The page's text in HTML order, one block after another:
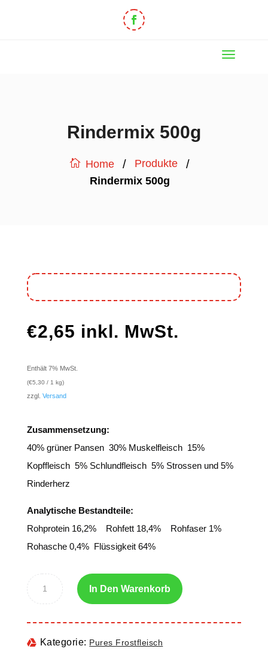
Rindermix 500g
Home / Produkte /
Rindermix 500g
€2,65 inkl. MwSt.
Enthält 7% MwSt.
(€5,30 / 1 kg)
zzgl. Versand
Zusammensetzung:
40% grüner Pansen 30% Muskelfleisch 15%
Kopffleisch 5% Schlundfleisch 5% Strossen und 5%
Rinderherz
Analytische Bestandteile:
Rohprotein 16,2% Rohfett 18,4% Rohfaser 1%
Rohasche 0,4% Flüssigkeit 64%
In Den Warenkorb
Kategorie: Pures Frostfleisch